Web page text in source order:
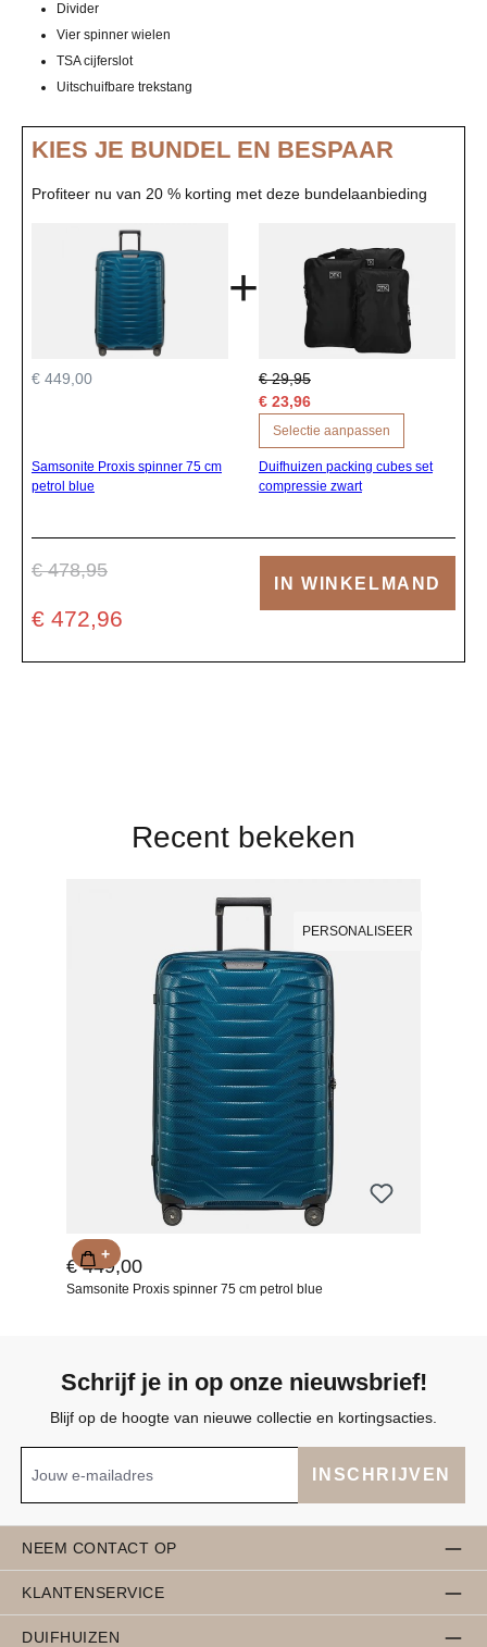
Divider
Vier spinner wielen
TSA cijferslot
Uitschuifbare trekstang
KIES JE BUNDEL EN BESPAAR
Profiteer nu van 20 % korting met deze bundelaanbieding
€ 449,00
Samsonite Proxis spinner 75 cm
petrol blue
+
€ 29,95
€ 23,96
Selectie aanpassen
Duifhuizen packing cubes set
compressie zwart
€ 478,95
€ 472,96
IN WINKELMAND
Recent bekeken
PERSONALISEER
€ 449,00
Samsonite Proxis spinner 75 cm petrol blue
+
Schrijf je in op onze nieuwsbrief!
Blijf op de hoogte van nieuwe collectie en kortingsacties.
INSCHRIJVEN
NEEM CONTACT OP
KLANTENSERVICE
DUIFHUIZEN